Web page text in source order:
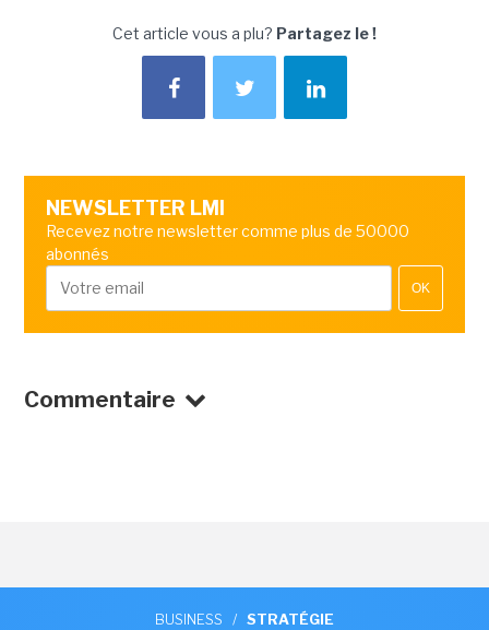
Cet article vous a plu? Partagez le !
NEWSLETTER LMI
Recevez notre newsletter comme plus de 50000
abonnés
OK
Commentaire
BUSINESS / STRATÉGIE